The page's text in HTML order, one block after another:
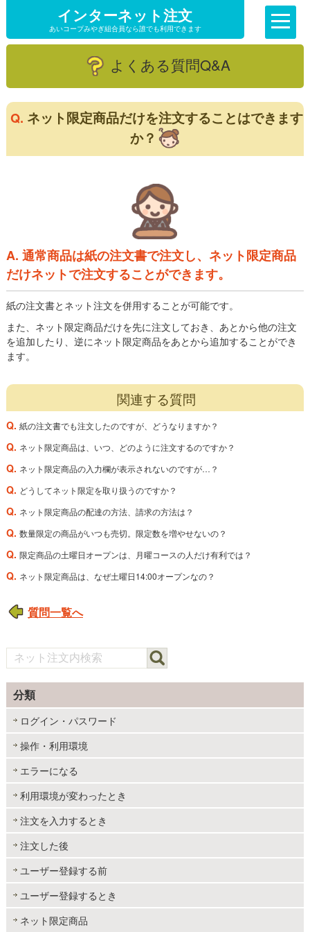
インターネット注文
あいコープみやぎ組合員なら誰でも利用できます
よくある質問Q&A
Q. ネット限定商品だけを注文することはできます
か？
A. 通常商品は紙の注文書で注文し、ネット限定商品
だけネットで注文することができます。
紙の注文書とネット注文を併用することが可能です。
また、ネット限定商品だけを先に注文しておき、あとから他の注文
を追加したり、逆にネット限定商品をあとから追加することができ
ます。
関連する質問
Q. 紙の注文書でも注文したのですが、どうなりますか？
Q. ネット限定商品は、いつ、どのように注文するのですか？
Q. ネット限定商品の入力欄が表示されないのですが…？
Q. どうしてネット限定を取り扱うのですか？
Q. ネット限定商品の配達の方法、請求の方法は？
Q. 数量限定の商品がいつも売切。限定数を増やせないの？
Q. 限定商品の土曜日オープンは、月曜コースの人だけ有利では？
Q. ネット限定商品は、なぜ土曜日14:00オープンなの？
質問一覧へ
分類
ログイン・パスワード
操作・利用環境
エラーになる
利用環境が変わったとき
注文を入力するとき
注文した後
ユーザー登録する前
ユーザー登録するとき
ネット限定商品